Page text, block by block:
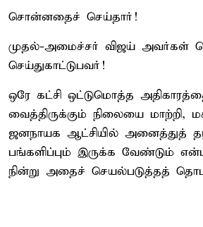
சொன்னதைச் செய்தார்!
முதல்-அமைச்சர் விஜய் அவர்கள்
செய்துகாட்டுபவர்!
ஒரே கட்சி ஒட்டுமொத்த
வைத்திருக்கும் நிலையை மாற்றி,
ஜனநாயக ஆட்சியில் அனைத்துத்
பங்களிப்பும் இருக்க வேண்டும்
நின்று அதைச் செயல்படுத்தத்